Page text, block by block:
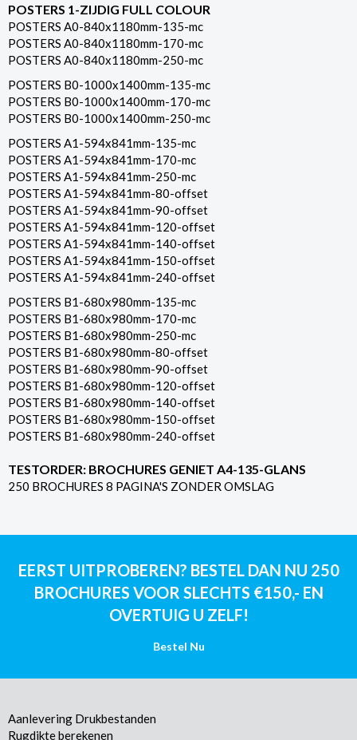
POSTERS 1-ZIJDIG FULL COLOUR
POSTERS A0-840x1180mm-135-mc
POSTERS A0-840x1180mm-170-mc
POSTERS A0-840x1180mm-250-mc
POSTERS B0-1000x1400mm-135-mc
POSTERS B0-1000x1400mm-170-mc
POSTERS B0-1000x1400mm-250-mc
POSTERS A1-594x841mm-135-mc
POSTERS A1-594x841mm-170-mc
POSTERS A1-594x841mm-250-mc
POSTERS A1-594x841mm-80-offset
POSTERS A1-594x841mm-90-offset
POSTERS A1-594x841mm-120-offset
POSTERS A1-594x841mm-140-offset
POSTERS A1-594x841mm-150-offset
POSTERS A1-594x841mm-240-offset
POSTERS B1-680x980mm-135-mc
POSTERS B1-680x980mm-170-mc
POSTERS B1-680x980mm-250-mc
POSTERS B1-680x980mm-80-offset
POSTERS B1-680x980mm-90-offset
POSTERS B1-680x980mm-120-offset
POSTERS B1-680x980mm-140-offset
POSTERS B1-680x980mm-150-offset
POSTERS B1-680x980mm-240-offset
TESTORDER: BROCHURES GENIET A4-135-GLANS
250 BROCHURES 8 PAGINA'S ZONDER OMSLAG
EERST UITPROBEREN? BESTEL DAN NU 250
BROCHURES VOOR SLECHTS €150,- EN
OVERTUIG U ZELF!
Bestel Nu
Aanlevering Drukbestanden
Rugdikte berekenen